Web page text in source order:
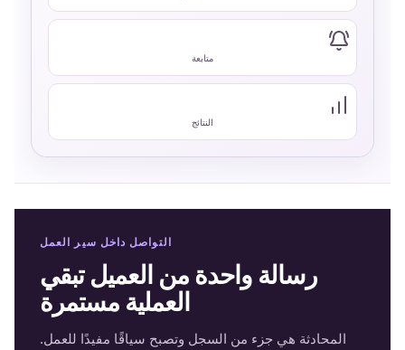
متابعة
النتائج
التواصل داخل سير العمل
رسالة واحدة من العميل تبقي
العملية مستمرة
المحادثة هي جزء من السجل وتصبح سياقًا مفيدًا للعمل.